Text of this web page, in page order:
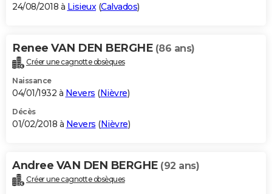
24/08/2018 à Lisieux(Calvados)
Renee VAN DEN BERGHE (86 ans)
Créer une cagnotte obsèques
Naissance
04/01/1932 à Nevers (Nièvre)
Décès
01/02/2018 à Nevers (Nièvre)
Andree VAN DEN BERGHE (92 ans)
Créer une cagnotte obsèques